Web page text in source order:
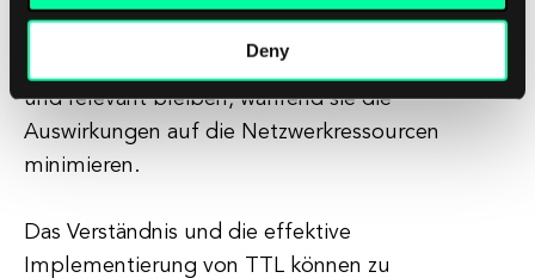
Deny
können Entwickler sicherstellen, dass Daten frisch
und relevant bleiben, während sie die
Auswirkungen auf die Netzwerkressourcen
minimieren.
Das Verständnis und die effektive
Implementierung von TTL können zu